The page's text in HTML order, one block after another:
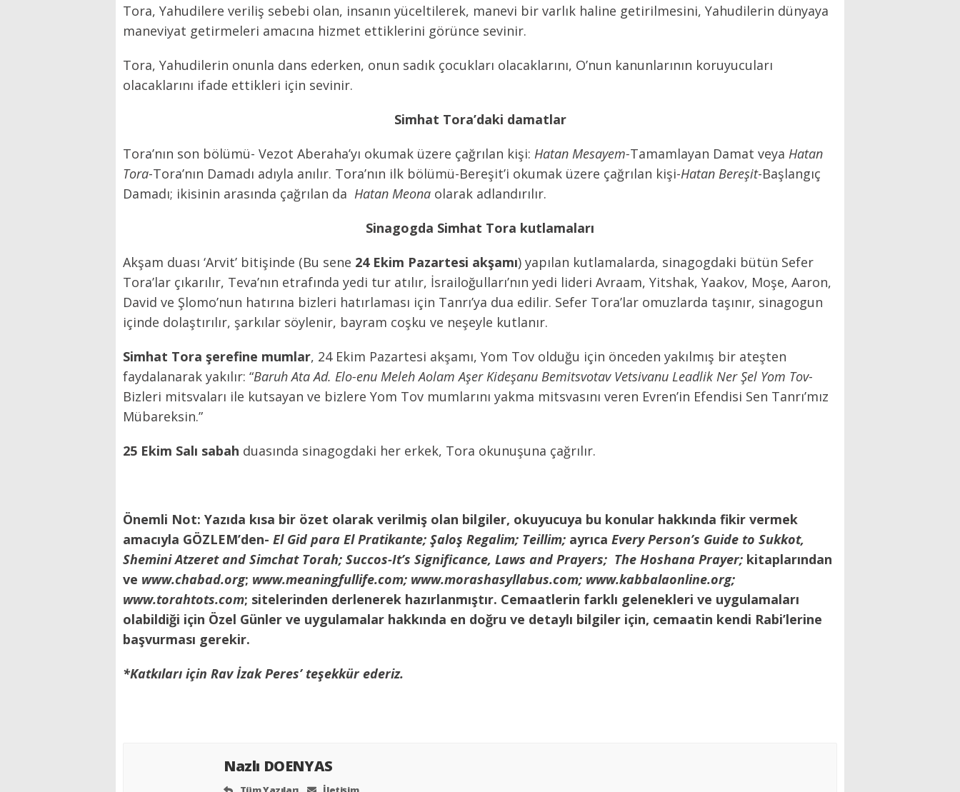
Tora, Yahudilere veriliş sebebi olan, insanın yüceltilerek, manevi bir varlık haline getirilmesini, Yahudilerin dünyaya
maneviyat getirmeleri amacına hizmet ettiklerini görünce sevinir.
Tora, Yahudilerin onunla dans ederken, onun sadık çocukları olacaklarını, O’nun kanunlarının koruyucuları
olacaklarını ifade ettikleri için sevinir.
Simhat Tora’daki damatlar
Tora’nın son bölümü- Vezot Aberaha’yı okumak üzere çağrılan kişi: Hatan Mesayem-Tamamlayan Damat veya Hatan
Tora-Tora’nın Damadı adıyla anılır. Tora’nın ilk bölümü-Bereşit’i okumak üzere çağrılan kişi-Hatan Bereşit-Başlangıç
Damadı; ikisinin arasında çağrılan da Hatan Meona olarak adlandırılır.
Sinagogda Simhat Tora kutlamaları
Akşam duası ‘Arvit’ bitişinde (Bu sene 24 Ekim Pazartesi akşamı) yapılan kutlamalarda, sinagogdaki bütün Sefer
Tora’lar çıkarılır, Teva’nın etrafında yedi tur atılır, İsrailoğulları’nın yedi lideri Avraam, Yitshak, Yaakov, Moşe, Aaron,
David ve Şlomo’nun hatırına bizleri hatırlaması için Tanrı’ya dua edilir. Sefer Tora’lar omuzlarda taşınır, sinagogun
içinde dolaştırılır, şarkılar söylenir, bayram coşku ve neşeyle kutlanır.
Simhat Tora şerefine mumlar, 24 Ekim Pazartesi akşamı, Yom Tov olduğu için önceden yakılmış bir ateşten
faydalanarak yakılır: “Baruh Ata Ad. Elo-enu Meleh Aolam Aşer Kideşanu Bemitsvotav Vetsivanu Leadlik Ner Şel Yom Tov-
Bizleri mitsvaları ile kutsayan ve bizlere Yom Tov mumlarını yakma mitsvasını veren Evren’in Efendisi Sen Tanrı’mız
Mübareksin.”
25 Ekim Salı sabah duasında sinagogdaki her erkek, Tora okunuşuna çağrılır.
Önemli Not: Yazıda kısa bir özet olarak verilmiş olan bilgiler, okuyucuya bu konular hakkında fikir vermek
amacıyla GÖZLEM’den- El Gid para El Pratikante; Şaloş Regalim; Teillim; ayrıca Every Person’s Guide to Sukkot,
Shemini Atzeret and Simchat Torah; Succos-It’s Significance, Laws and Prayers; The Hoshana Prayer; kitaplarından
ve www.chabad.org; www.meaningfullife.com; www.morashasyllabus.com; www.kabbalaonline.org;
www.torahtots.com; sitelerinden derlenerek hazırlanmıştır. Cemaatlerin farklı gelenekleri ve uygulamaları
olabildiği için Özel Günler ve uygulamalar hakkında en doğru ve detaylı bilgiler için, cemaatin kendi Rabi’lerine
başvurması gerekir.
*Katkıları için Rav İzak Peres’ teşekkür ederiz.
Nazlı DOENYAS